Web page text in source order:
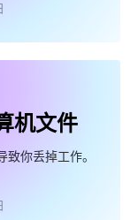
机文件
你丢掉工作。